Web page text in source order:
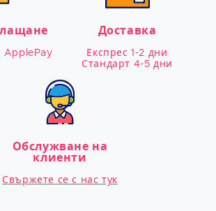
ApplePay
Доставка
Експрес 1-2 дни
Стандарт 4-5 дни
Обслужване на
клиенти
Свържете се с нас тук